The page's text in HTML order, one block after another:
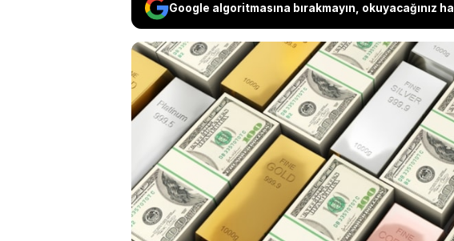
Google algoritmasına bırakmayın, okuyacağınız
ABD ekonomisi, bu yılın ilk
altında büyüme kaydetti.
endeksinde bu yılın ilk
gelen veriler sonrası altın
dizginledi.